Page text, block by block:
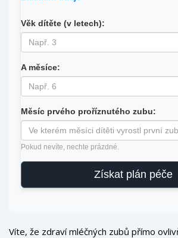
Věk dítěte (v letech):
A měsíce:
Měsíc prvého proříznutého zubu:
Pokud nevíte, nechte prázdné.
Získat plán péče
Víte, že zdraví mléčných zubů přímo